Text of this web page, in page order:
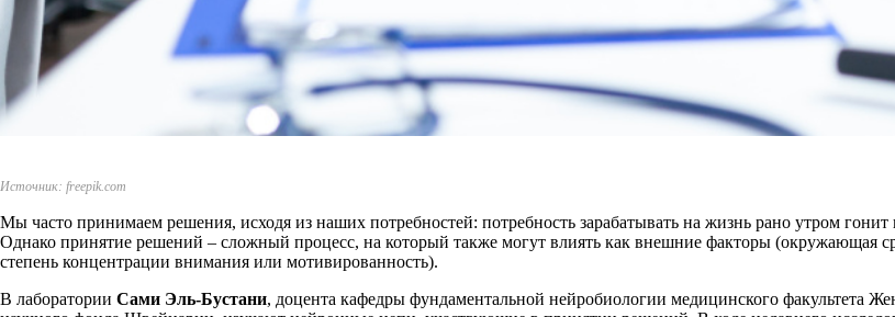
Источник: freepik.com
Мы часто принимаем решения, исходя из наших потребностей: потребность зарабатывать на жизнь рано утром гонит
Однако принятие решений – сложный процесс, на который также могут влиять как внешние факторы (окружающая
степень концентрации внимания или мотивированность).
В лаборатории Сами Эль-Бустани, доцента кафедры фундаментальной нейробиологии медицинского факультета